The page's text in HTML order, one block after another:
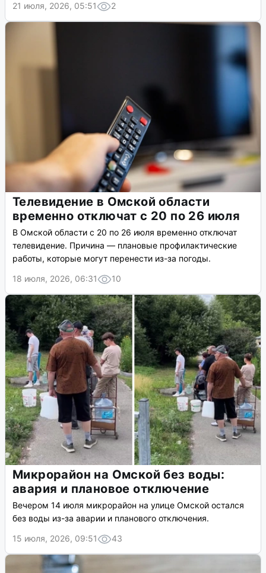
21 июля, 2026, 05:51
2
Телевидение в Омской области
временно отключат с 20 по 26 июля
В Омской области с 20 по 26 июля временно отключат
телевидение. Причина — плановые профилактические
работы, которые могут перенести из-за погоды.
18 июля, 2026, 06:31
10
Микрорайон на Омской без воды:
авария и плановое отключение
Вечером 14 июля микрорайон на улице Омской остался
без воды из-за аварии и планового отключения.
15 июля, 2026, 09:51
43